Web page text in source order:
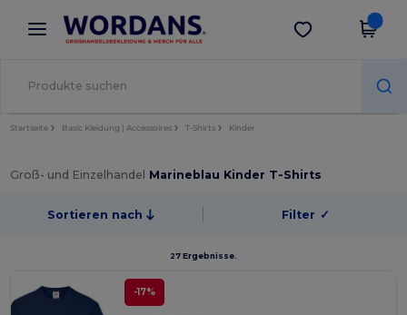
× Wordans App
Bessere Preise in der App!
App holen
Startseite Basic Kleidung | Accessoires T-Shirts Kinder
Groß- und Einzelhandel Marineblau Kinder T-Shirts
Sortieren nach Filter ✓
27 Ergebnisse.
-17%